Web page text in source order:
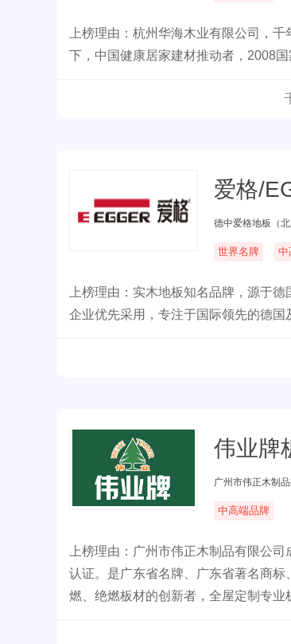
上榜理由：杭州华海木业有限公司，
下，中国健康居家建材推动者，2008
爱格/
德中爱格地板（
世界名牌 中
上榜理由：实木地板知名品牌，源于
企业优先采用，专注于国际领先的德国
伟业牌
广州市伟正木制
中高端品牌
上榜理由：广州市伟正木制品有限公
认证。是广东省名牌、广东省著名商
燃、绝燃板材的创新者，全屋定制专业